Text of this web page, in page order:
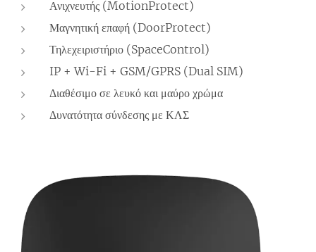
Ανιχνευτής (MotionProtect)
Μαγνητική επαφή (DoorProtect)
Τηλεχειριστήριο (SpaceControl)
IP + Wi-Fi + GSM/GPRS (Dual SIM)
Διαθέσιμο σε λευκό και μαύρο χρώμα
Δυνατότητα σύνδεσης με ΚΛΣ